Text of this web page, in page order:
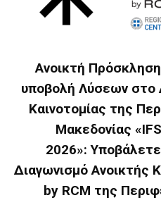
Ανοικτή
υποβολή Λύσεων στο
Καινοτομίας της
Μακεδονίας
2026»:
Διαγωνισμό Ανοικτής
by RCM της